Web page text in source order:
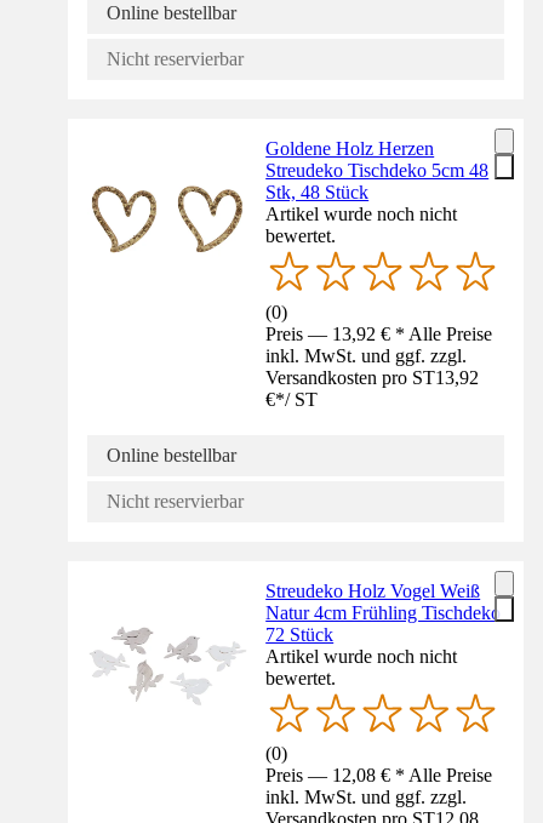
Online bestellbar
Nicht reservierbar
Goldene Holz Herzen
Streudeko Tischdeko 5cm 48
Stk, 48 Stück
Artikel wurde noch nicht
bewertet.
(0)
Preis — 13,92 € * Alle Preise
inkl. MwSt. und ggf. zzgl.
Versandkosten pro ST13,92
€*/ ST
Online bestellbar
Nicht reservierbar
Streudeko Holz Vogel Weiß
Natur 4cm Frühling Tischdeko
72 Stück
Artikel wurde noch nicht
bewertet.
(0)
Preis — 12,08 € * Alle Preise
inkl. MwSt. und ggf. zzgl.